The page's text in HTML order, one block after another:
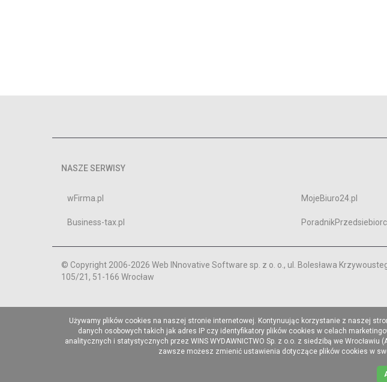
NASZE SERWISY
wFirma.pl
Business-tax.pl
MojeBiuro24.pl
© Copyright 2006-2026 Web INnovative Software sp. z o. o., ul. Bolesława
105/21, 51-166 Wrocław
Używamy plików cookies na naszej stronie internetowej. Kontynuując korzystanie z naszej
danych osobowych takich jak adres IP czy identyfikatory plików cookies w celach
analitycznych i statystycznych przez WINS WYDAWNICTWO Sp. z o.o. z siedzibą we
zawsze możesz zmienić ustawienia dotyczące plików cookies w